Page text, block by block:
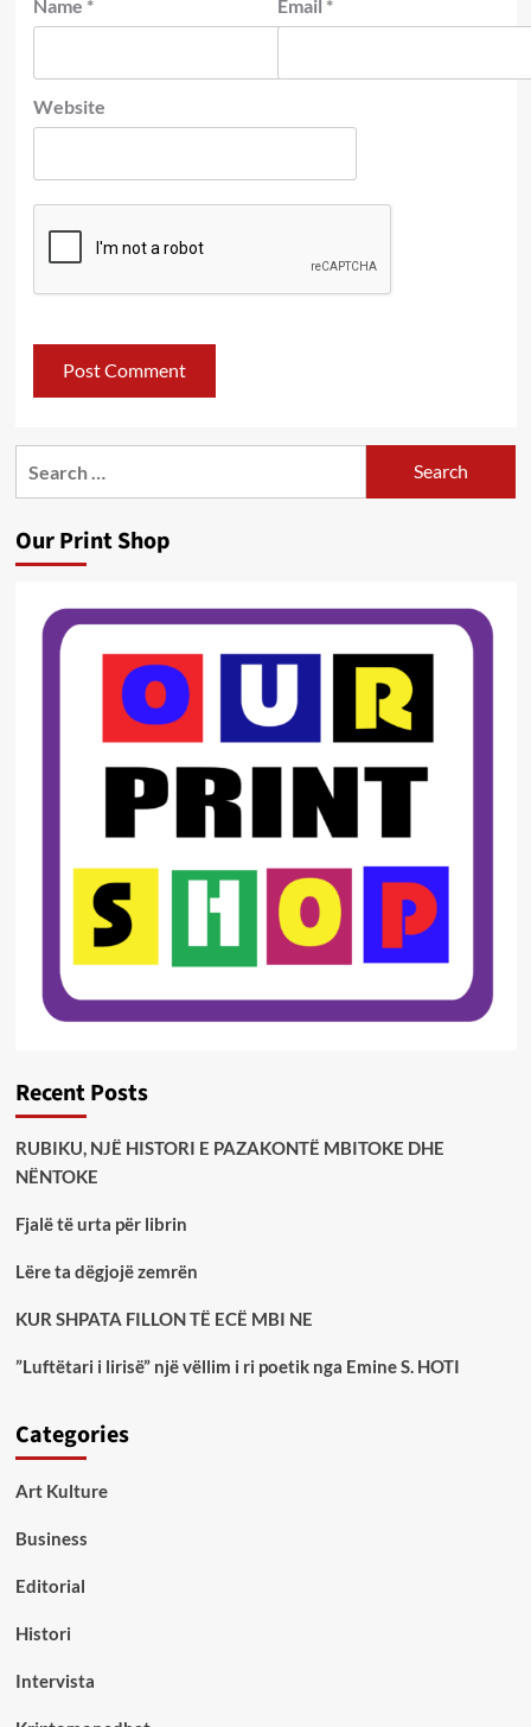
Name * Email *
Website
Our Print Shop
Recent Posts
RUBIKU, NJË HISTORI E PAZAKONTË MBITOKE DHE
NËNTOKE
Fjalë të urta për librin
Lëre ta dëgjojë zemrën
KUR SHPATA FILLON TË ECË MBI NE
”Luftëtari i lirisë” një vëllim i ri poetik nga Emine S. HOTI
Categories
Art Kulture
Business
Editorial
Histori
Intervista